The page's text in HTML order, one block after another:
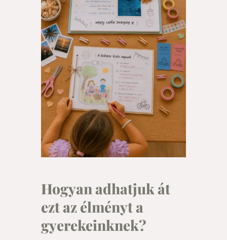
Hogyan adhatjuk át
ezt az élményt a
gyerekeinknek?